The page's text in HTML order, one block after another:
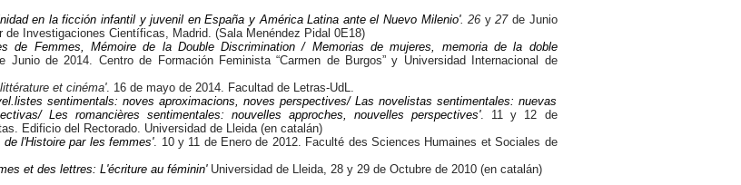
en la ficción infantil y juvenil en España y América Latina ante el Nuevo Milenio'. 26 y27de Junio
de Investigaciones Científicas, Madrid. (Sala Menéndez Pidal 0E18)
de Femmes, Mémoire de la Double Discrimination / Memorias de mujeres, memoria de la doble
Junio de 2014. Centro de Formación Feminista “Carmen de Burgos” y Universidad Internacional de
et cinéma'. 16 de mayo de 2014. Facultad de Letras-UdL.
sentimentals: noves aproximacions, noves perspectives/ Las novelistas sentimentales: nuevas
Les romancières sentimentales: nouvelles approches, nouvelles perspectives'. 11 y 12 de
Edificio del Rectorado. Universidad de Lleida (en catalán)
de l'Histoire par les femmes'. 10 y 11 de Enero de 2012. Faculté des Sciences Humaines et Sociales de
et des lettres: L'écriture au féminin'Universidad de Lleida, 28 y 29 de Octubre de 2010 (en catalán)